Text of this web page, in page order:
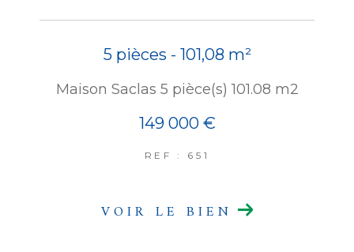
5 pièces - 101,08 m²
Maison Saclas 5 pièce(s) 101.08 m2
149 000 €
REF : 651
VOIR LE BIEN